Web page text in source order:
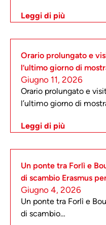
Leggi di più
Orario prolungato e
l’ultimo giorno di
Giugno 11, 2026
Orario prolungato e
l’ultimo giorno di
Leggi di più
Un ponte tra Forlì e
di scambio Erasmus
Giugno 4, 2026
Un ponte tra Forlì e
di scambio…